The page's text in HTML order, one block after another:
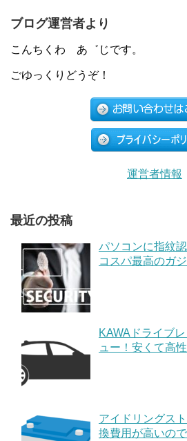
ブログ運営者より
こんちくわ あ゛じです。
ごゆっくりどうぞ！
運営者情報
最近の投稿
パソコンに指紋
コスパ最高のガ
KAWAドライブ
ュー！安くて高
アイドリングス
換費用が高いの